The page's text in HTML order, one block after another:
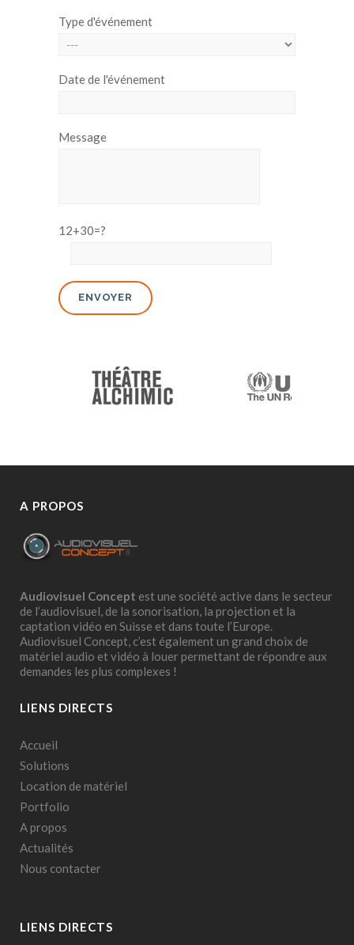
Type d'événement
Date de l'événement
Message
12+30=?
A PROPOS
Audiovisuel Concept est une société active dans le secteur
de l’audiovisuel, de la sonorisation, la projection et la
captation vidéo en Suisse et dans toute l’Europe.
Audiovisuel Concept, c’est également un grand choix de
matériel audio et vidéo à louer permettant de répondre aux
demandes les plus complexes !
LIENS DIRECTS
Accueil
Solutions
Location de matériel
Portfolio
A propos
Actualités
Nous contacter
LIENS DIRECTS